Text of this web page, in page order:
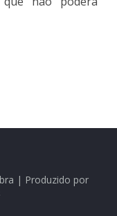
| Produzido por